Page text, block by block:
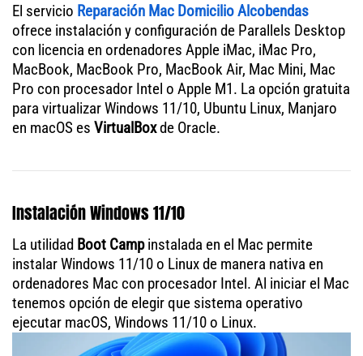
El servicio Reparación Mac Domicilio Alcobendas
ofrece instalación y configuración de Parallels Desktop
con licencia en ordenadores Apple iMac, iMac Pro,
MacBook, MacBook Pro, MacBook Air, Mac Mini, Mac
Pro con procesador Intel o Apple M1. La opción gratuita
para virtualizar Windows 11/10, Ubuntu Linux, Manjaro
en macOS es VirtualBoxde Oracle.
Instalación Windows 11/10
La utilidad Boot Campinstalada en el Mac permite
instalar Windows 11/10 o Linux de manera nativa en
ordenadores Mac con procesador Intel. Al iniciar el Mac
tenemos opción de elegir que sistema operativo
ejecutar macOS, Windows 11/10 o Linux.